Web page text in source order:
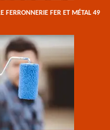
FERRONNERIE FER ET MÉTAL 49